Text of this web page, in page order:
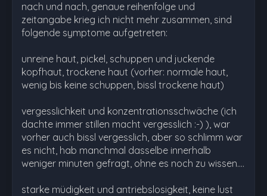
nach und nach, genaue reihenfolge und
zeitangabe krieg ich nicht mehr zusammen, sind
folgende symptome aufgetreten:
unreine haut, pickel, schuppen und juckende
kopfhaut, trockene haut (vorher: normale haut,
wenig bis keine schuppen, bissl trockene haut)
vergesslichkeit und konzentrationsschwäche (ich
dachte immer stillen macht vergesslich :-) ), war
vorher auch bissl vergesslich, aber so schlimm war
es nicht, hab manchmal dasselbe innerhalb
weniger minuten gefragt, ohne es noch zu wissen....
starke müdigkeit und antriebslosigkeit, keine lust